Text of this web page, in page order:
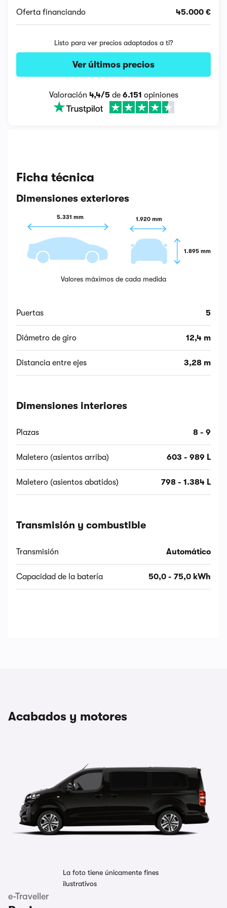
Oferta financiando 45.000 €
Listo para ver precios adaptados a ti?
Ver últimos precios
Valoración 4,4/5de 6.151 opiniones
Ficha técnica
Dimensiones exteriores
5.331 mm 1.920 mm
1.895 mm
Valores máximos de cada medida
Puertas 5
Diámetro de giro 12,4 m
Distancia entre ejes 3,28 m
Dimensiones interiores
Plazas 8 - 9
Maletero (asientos arriba) 603 - 989 L
Maletero (asientos abatidos) 798 - 1.384 L
Transmisión y combustible
Transmisión Automático
Capacidad de la batería 50,0 - 75,0 kWh
Acabados y motores
La foto tiene únicamente fines
ilustrativos
e-Traveller